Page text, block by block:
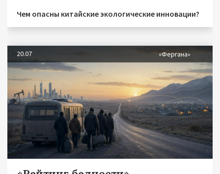
Чем опасны китайские экологические инновации?
20.07 «Фергана»